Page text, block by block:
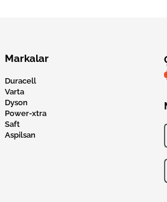
Markalar
Duracell
Varta
Dyson
Power-xtra
Saft
Aspilsan